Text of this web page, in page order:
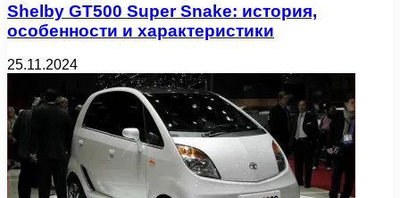
Shelby GT500 Super Snake: история,
особенности и характеристики
25.11.2024